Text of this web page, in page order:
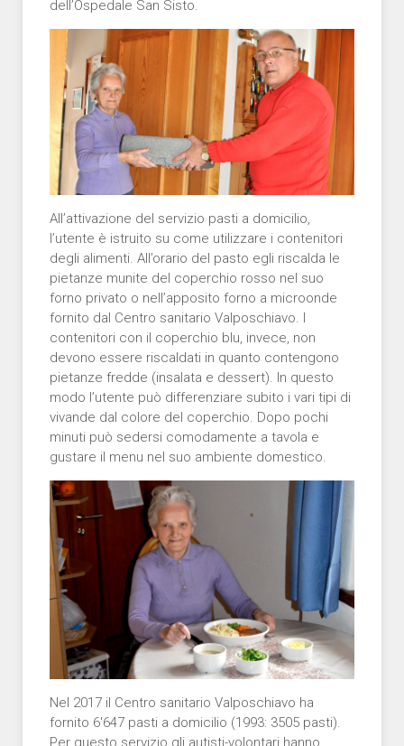
dell’Ospedale San Sisto.
All’attivazione del servizio pasti a domicilio,
l’utente è istruito su come utilizzare i contenitori
degli alimenti. All’orario del pasto egli riscalda le
pietanze munite del coperchio rosso nel suo
forno privato o nell’apposito forno a microonde
fornito dal Centro sanitario Valposchiavo. I
contenitori con il coperchio blu, invece, non
devono essere riscaldati in quanto contengono
pietanze fredde (insalata e dessert). In questo
modo l’utente può differenziare subito i vari tipi di
vivande dal colore del coperchio. Dopo pochi
minuti può sedersi comodamente a tavola e
gustare il menu nel suo ambiente domestico.
Nel 2017 il Centro sanitario Valposchiavo ha
fornito 6'647 pasti a domicilio (1993: 3505 pasti).
Per questo servizio gli autisti-volontari hanno